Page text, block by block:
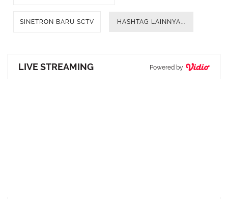
SINETRON BARU SCTV HASHTAG LAINNYA...
LIVE STREAMING Powered by